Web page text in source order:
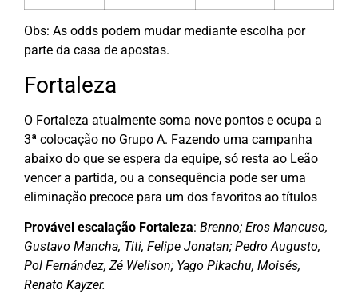
Obs: As odds podem mudar mediante escolha por
parte da casa de apostas.
Fortaleza
O Fortaleza atualmente soma nove pontos e ocupa a
3ª colocação no Grupo A. Fazendo uma campanha
abaixo do que se espera da equipe, só resta ao Leão
vencer a partida, ou a consequência pode ser uma
eliminação precoce para um dos favoritos ao títulos
Provável escalação Fortaleza: Brenno; Eros Mancuso,
Gustavo Mancha, Titi, Felipe Jonatan; Pedro Augusto,
Pol Fernández, Zé Welison; Yago Pikachu, Moisés,
Renato Kayzer.